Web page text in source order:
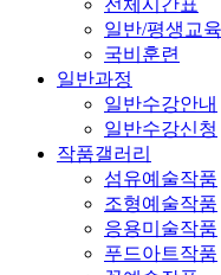
전체시간표
일반/평생교
국비훈련
일반과정
일반수강안내
일반수강신청
작품갤러리
섬유예술작품
조형예술작품
응용미술작품
푸드아트작품